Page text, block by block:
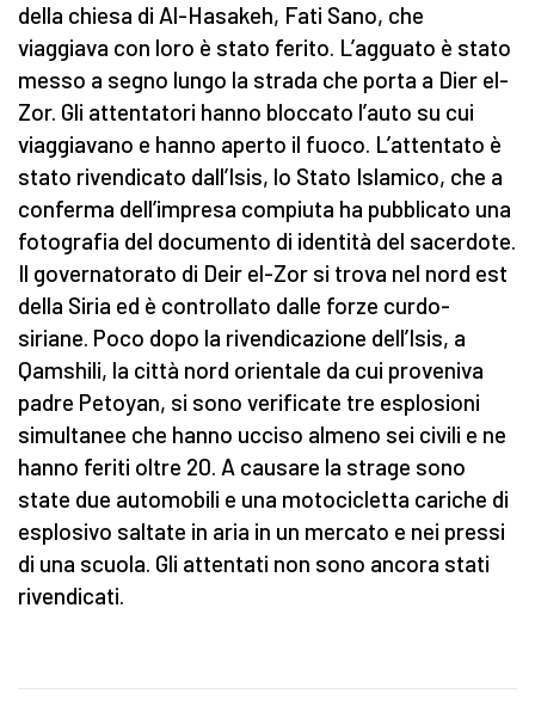
della chiesa di Al-Hasakeh, Fati Sano, che
viaggiava con loro è stato ferito. L’agguato è stato
messo a segno lungo la strada che porta a Dier el-
Zor. Gli attentatori hanno bloccato l’auto su cui
viaggiavano e hanno aperto il fuoco. L’attentato è
stato rivendicato dall’Isis, lo Stato Islamico, che a
conferma dell’impresa compiuta ha pubblicato una
fotografia del documento di identità del sacerdote.
Il governatorato di Deir el-Zor si trova nel nord est
della Siria ed è controllato dalle forze curdo-
siriane. Poco dopo la rivendicazione dell’Isis, a
Qamshili, la città nord orientale da cui proveniva
padre Petoyan, si sono verificate tre esplosioni
simultanee che hanno ucciso almeno sei civili e ne
hanno feriti oltre 20. A causare la strage sono
state due automobili e una motocicletta cariche di
esplosivo saltate in aria in un mercato e nei pressi
di una scuola. Gli attentati non sono ancora stati
rivendicati.